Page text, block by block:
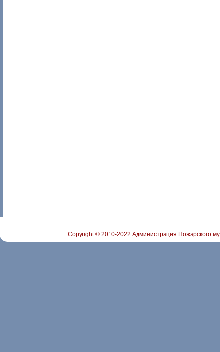
Copyright © 2010-2022 Администрация Пожарского